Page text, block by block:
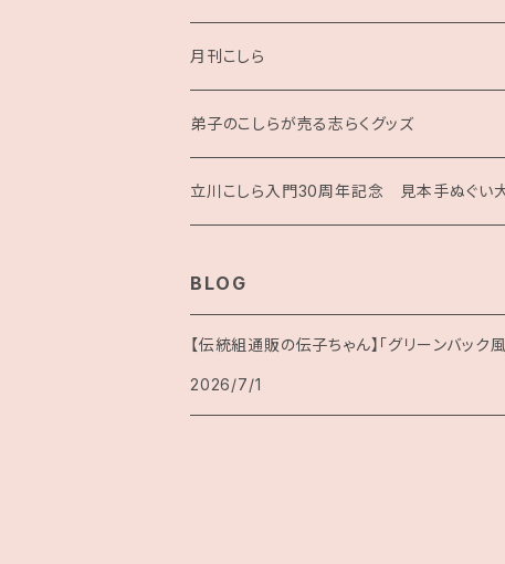
月刊こしら
月刊こしら用ファイル
月刊こしらバックナンバーセット（紙版）
弟子のこしらが売る志らくグッズ
立川こしら入門30周年記念 見本手ぬぐい
BLOG
【伝統組通販の伝子ちゃん】「グリーンバック
2026/7/1